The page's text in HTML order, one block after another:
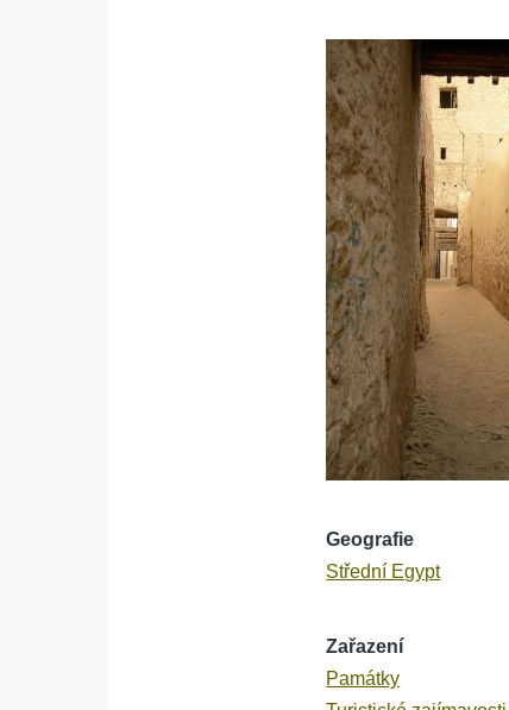
Geografie
Střední Egypt
Zařazení
Památky